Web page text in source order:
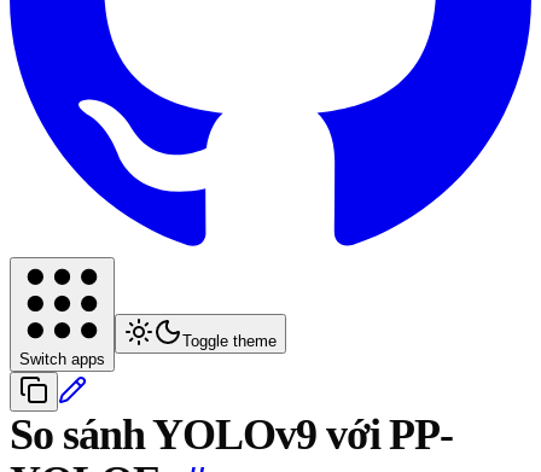
Switch apps
Toggle theme
So sánh YOLOv9 với PP-